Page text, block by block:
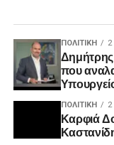
ΠΟΛΙΤΙΚΉ 2
που
ΠΟΛΙΤΙΚΉ 2
Καρφιά